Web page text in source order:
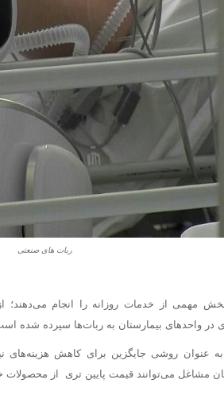
ربات های صنعتی
مهمی از خدمات روزانه را انجام می‌دهند؛
در واحدهای بیمارستان به ربات‌ها سپرده شده
روشی جایگزین برای کاهش هزینه‌های
مشاغل می‌توانند قیمت پایین تری از محصولات